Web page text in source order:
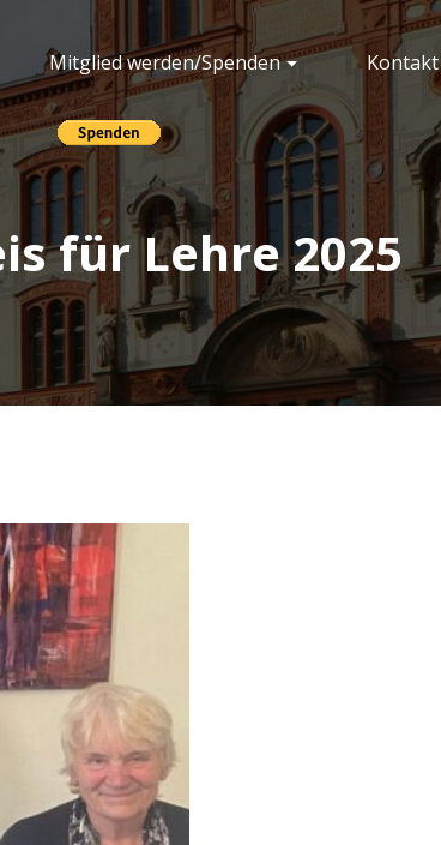
Mitglied werden/Spenden Kontakt
Rostock e.V.
für Lehre 2025